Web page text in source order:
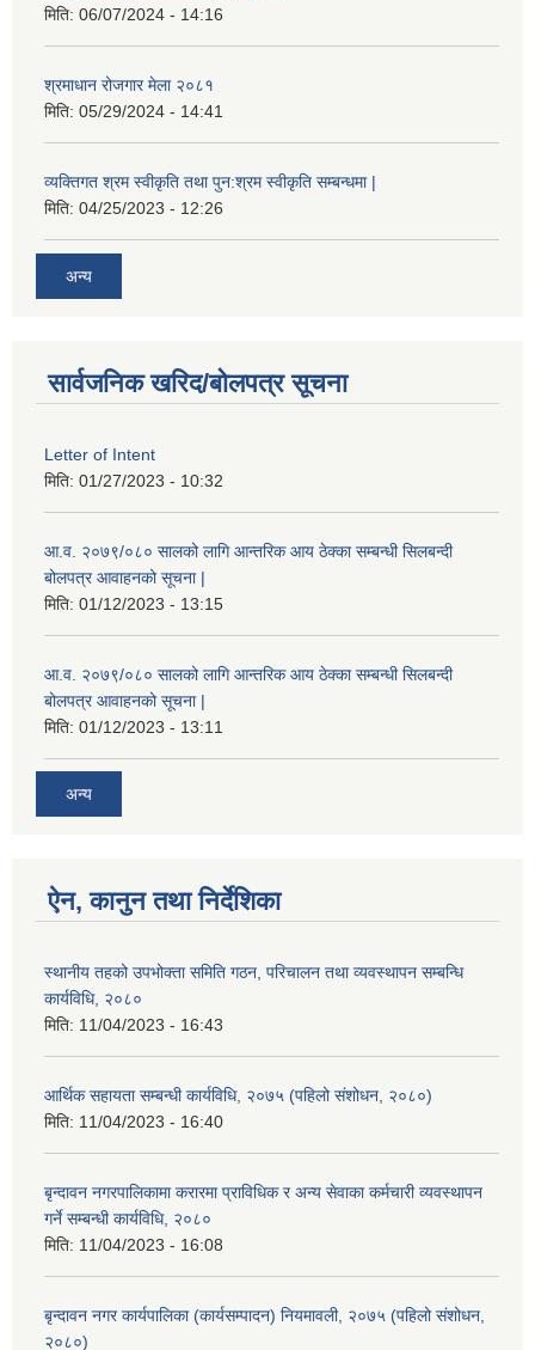
मिति: 06/07/2024 - 14:16
श्रमाधान रोजगार मेला २०८१
मिति: 05/29/2024 - 14:41
व्यक्तिगत श्रम स्वीकृति तथा पुन:श्रम स्वीकृति सम्बन्धमा |
मिति: 04/25/2023 - 12:26
अन्य
सार्वजनिक खरिद/बोलपत्र सूचना
Letter of Intent
मिति: 01/27/2023 - 10:32
आ.व. २०७९/०८० सालको लागि आन्तरिक आय ठेक्का सम्बन्धी सिलबन्दी
बोलपत्र आवाहनको सूचना |
मिति: 01/12/2023 - 13:15
आ.व. २०७९/०८० सालको लागि आन्तरिक आय ठेक्का सम्बन्धी सिलबन्दी
बोलपत्र आवाहनको सूचना |
मिति: 01/12/2023 - 13:11
अन्य
ऐन, कानुन तथा निर्देशिका
स्थानीय तहको उपभोक्ता समिति गठन, परिचालन तथा व्यवस्थापन सम्बन्धि
कार्यविधि, २०८०
मिति: 11/04/2023 - 16:43
आर्थिक सहायता सम्बन्धी कार्यविधि, २०७५ (पहिलो संशोधन, २०८०)
मिति: 11/04/2023 - 16:40
बृन्दावन नगरपालिकामा करारमा प्राविधिक र अन्य सेवाका कर्मचारी व्यवस्थापन
गर्ने सम्बन्धी कार्यविधि, २०८०
मिति: 11/04/2023 - 16:08
बृन्दावन नगर कार्यपालिका (कार्यसम्पादन) नियमावली, २०७५ (पहिलो संशोधन,
२०८०)